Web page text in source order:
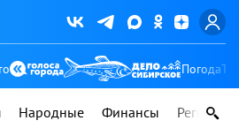
Погода
Народные Финансы Регионы